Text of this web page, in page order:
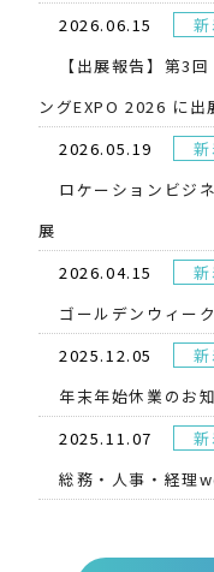
2026.06.15
【出展報告】第3
ングEXPO 2026 に出
2026.05.19
ロケーションビジ
展
2026.04.15
ゴールデンウィー
2025.12.05
年末年始休業のお
2025.11.07
総務・人事・経理